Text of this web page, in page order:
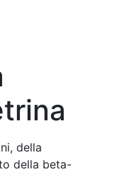
della
della beta-